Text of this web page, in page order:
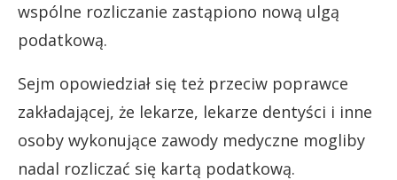
wspólne rozliczanie zastąpiono nową ulgą
podatkową.
Sejm opowiedział się też przeciw poprawce
zakładającej, że lekarze, lekarze dentyści i inne
osoby wykonujące zawody medyczne mogliby
nadal rozliczać się kartą podatkową.